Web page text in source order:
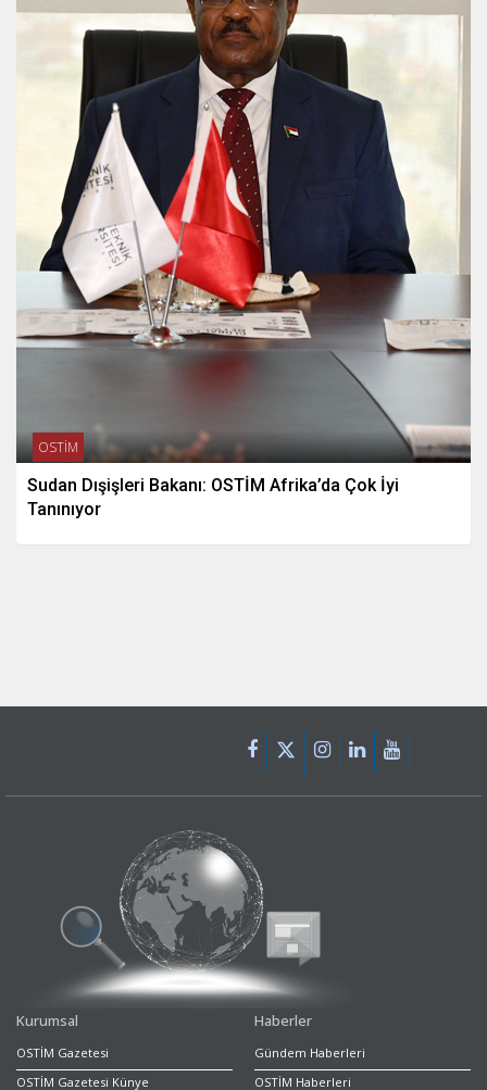
OSTİM
Sudan Dışişleri Bakanı: OSTİM Afrika’da Çok İyi
Tanınıyor
Kurumsal
OSTİM Gazetesi
OSTİM Gazetesi Künye
Haberler
Gündem Haberleri
OSTİM Haberleri